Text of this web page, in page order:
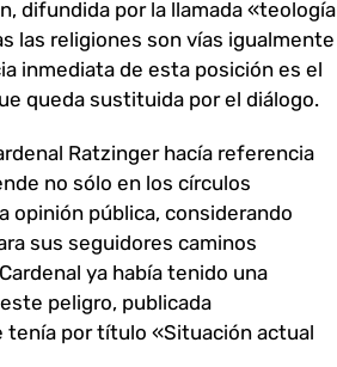
difundida por la llamada «teología
las religiones son vías igualmente
inmediata de esta posición es el
queda sustituida por el diálogo.
Ratzinger hacía referencia
no sólo en los círculos
opinión pública, considerando
sus seguidores caminos
ya había tenido una
peligro, publicada
tenía por título «Situación actual